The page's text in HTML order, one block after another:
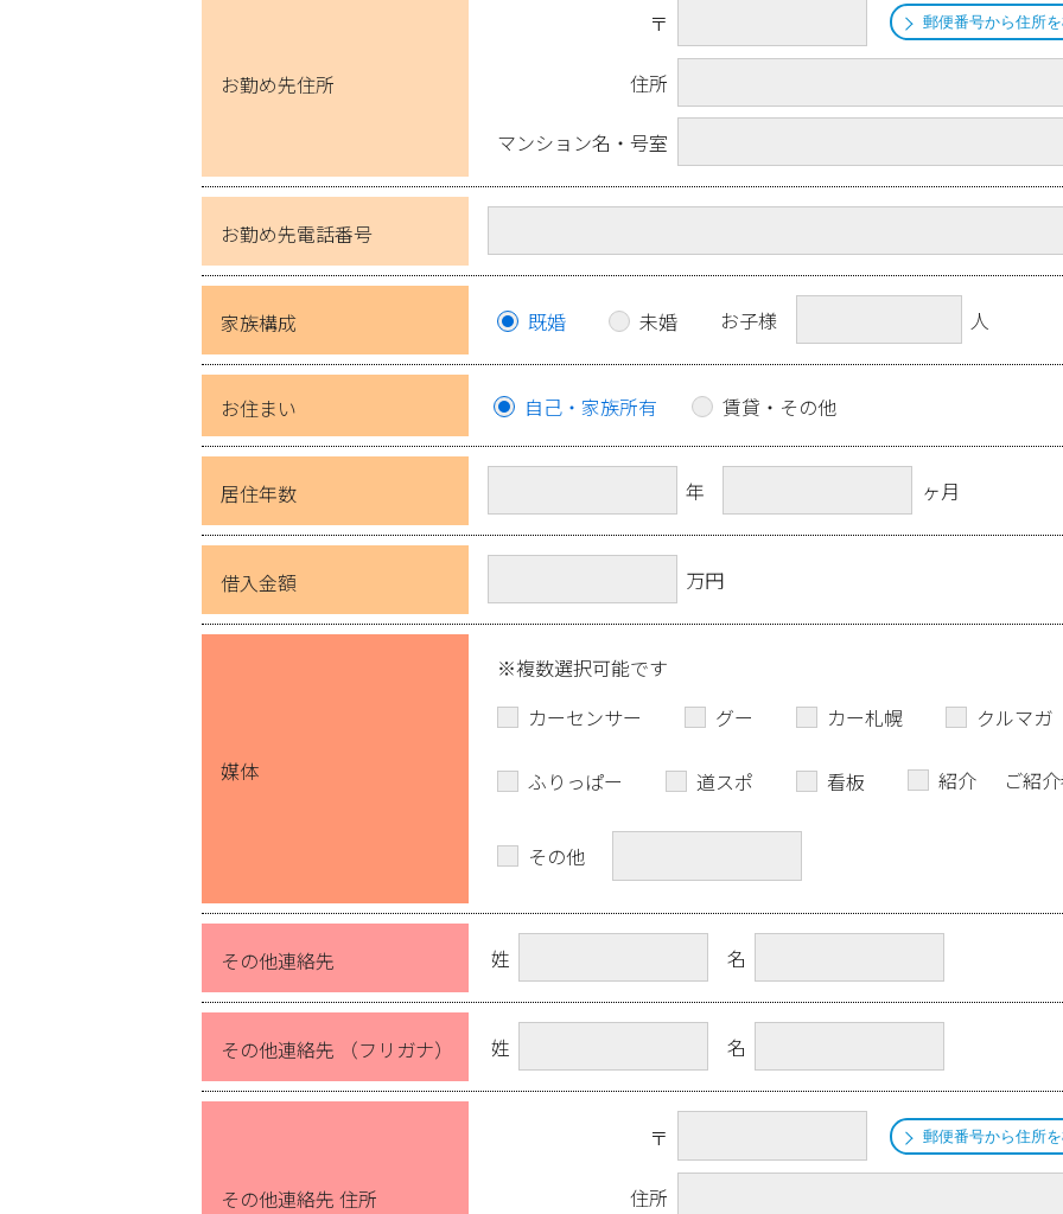
お勤め先住所
〒 郵便番号から住所
住所
マンション名・号室
お勤め先電話番号
家族構成 既婚 未婚 お子様 人
お住まい 自己・家族所有 賃貸・その他
居住年数 年 ヶ月
借入金額 万円
媒体
※複数選択可能です
カーセンサー
グー カー札幌 クルマガ
ふりっぱー 道スポ 看板 紹介 ご紹
その他
その他連絡先 姓 名
その他連絡先 （フリガナ） 姓 名
その他連絡先 住所
〒 郵便番号から住所
住所